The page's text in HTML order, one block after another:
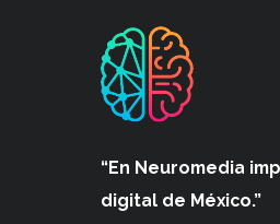
“En Neuromedia
digital de México.”